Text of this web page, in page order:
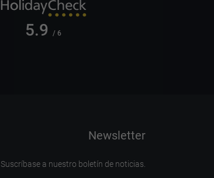
5.9 / 6
Newsletter
Suscríbase a nuestro boletín de noticias.